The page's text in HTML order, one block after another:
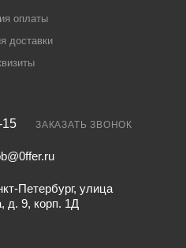
оплаты
доставки
15 ЗАКАЗАТЬ ЗВОНОК
Петербург, улица
д. 9, корп. 1Д